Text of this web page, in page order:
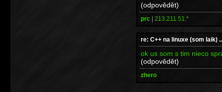
(odpovědět)
prc | 213.211.51.*
re: C++ na linuxe (som laik)
ok us som s tim nieco
(odpovědět)
zhero